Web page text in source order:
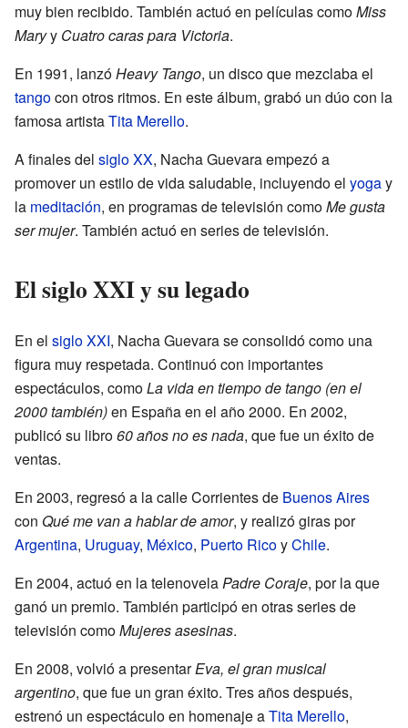
muy bien recibido. También actuó en películas comoMiss
Maryy Cuatro caras para Victoria.
En 1991, lanzóHeavy Tango, un disco que mezclaba el
tangocon otros ritmos. En este álbum, grabó un dúo con la
famosa artistaTita Merello.
A finales del siglo XX, Nacha Guevara empezó a
promover un estilo de vida saludable, incluyendo el yogay
la meditación, en programas de televisión comoMe gusta
ser mujer. También actuó en series de televisión.
El siglo XXI y su legado
En el siglo XXI, Nacha Guevara se consolidó como una
figura muy respetada. Continuó con importantes
espectáculos, comoLa vida en tiempo de tango (en el
2000 también)en España en el año 2000. En 2002,
publicó su libro60 años no es nada, que fue un éxito de
ventas.
En 2003, regresó a la calle Corrientes de Buenos Aires
con Qué me van a hablar de amor, y realizó giras por
Argentina, Uruguay, México, Puerto RicoyChile.
En 2004, actuó en la telenovelaPadre Coraje, por la que
ganó un premio. También participó en otras series de
televisión comoMujeres asesinas.
En 2008, volvió a presentarEva, el gran musical
argentino, que fue un gran éxito. Tres años después,
estrenó un espectáculo en homenaje aTita Merello,